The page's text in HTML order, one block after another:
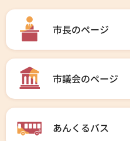
市長のページ
市議会のページ
あんくるバス